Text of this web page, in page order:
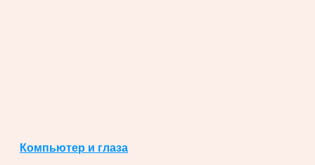
Компьютер и глаза